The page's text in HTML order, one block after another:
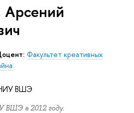
Факультет креативных
ВШЭ
ВШЭ в 2012 году.